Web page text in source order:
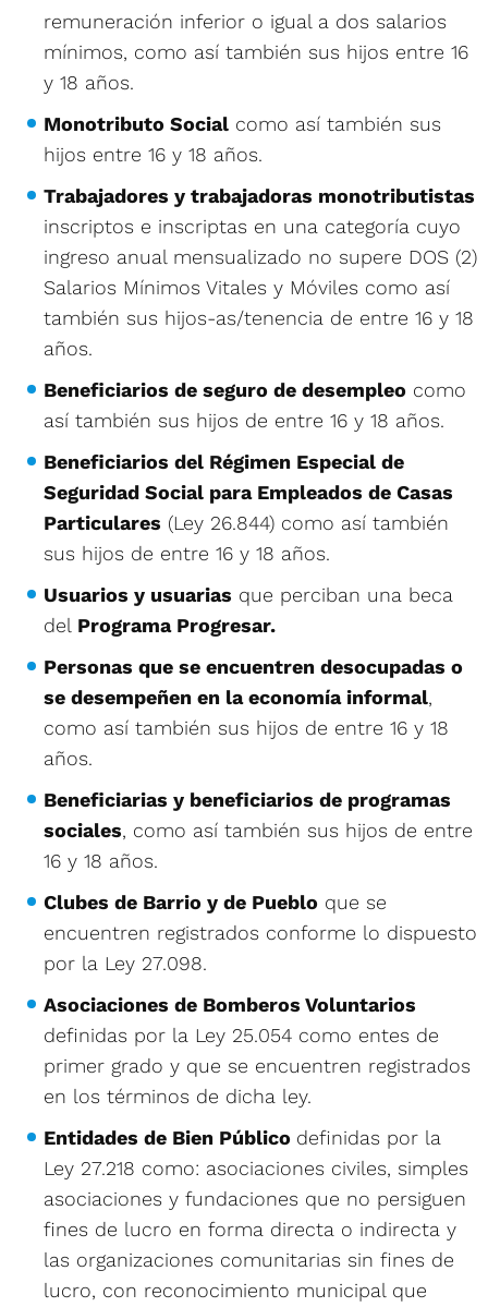
remuneración inferior o igual a dos salarios
mínimos, como así también sus hijos entre 16
y 18 años.
Monotributo Social como así también sus
hijos entre 16 y 18 años.
Trabajadores y trabajadoras monotributistas
inscriptos e inscriptas en una categoría cuyo
ingreso anual mensualizado no supere DOS (2)
Salarios Mínimos Vitales y Móviles como así
también sus hijos-as/tenencia de entre 16 y 18
años.
Beneficiarios de seguro de desempleo como
así también sus hijos de entre 16 y 18 años.
Beneficiarios del Régimen Especial de
Seguridad Social para Empleados de Casas
Particulares (Ley 26.844) como así también
sus hijos de entre 16 y 18 años.
Usuarios y usuarias que perciban una beca
del Programa Progresar.
Personas que se encuentren desocupadas o
se desempeñen en la economía informal,
como así también sus hijos de entre 16 y 18
años.
Beneficiarias y beneficiarios de programas
sociales, como así también sus hijos de entre
16 y 18 años.
Clubes de Barrio y de Pueblo que se
encuentren registrados conforme lo dispuesto
por la Ley 27.098.
Asociaciones de Bomberos Voluntarios
definidas por la Ley 25.054 como entes de
primer grado y que se encuentren registrados
en los términos de dicha ley.
Entidades de Bien Público definidas por la
Ley 27.218 como: asociaciones civiles, simples
asociaciones y fundaciones que no persiguen
fines de lucro en forma directa o indirecta y
las organizaciones comunitarias sin fines de
lucro, con reconocimiento municipal que